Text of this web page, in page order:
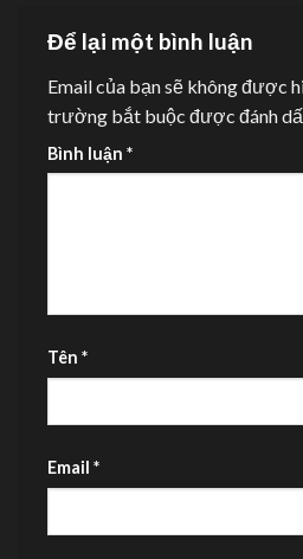
Để lại một bình luận
Email của bạn sẽ không được
trường bắt buộc được đánh
Bình luận *
Tên *
Email *